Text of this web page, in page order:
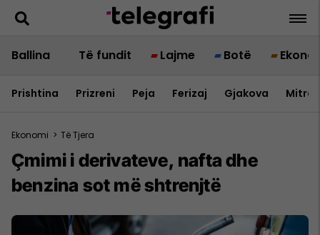
Ballina Të fundit Lajme Botë
Prishtina Prizreni Peja Ferizaj Gjakova
Ekonomi > Të Tjera
Çmimi i derivateve, nafta dhe
benzina sot më shtrenjtë